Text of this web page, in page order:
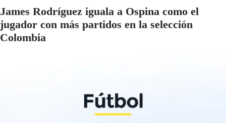
James Rodríguez iguala a Ospina como el
jugador con más partidos en la selección
Colombia